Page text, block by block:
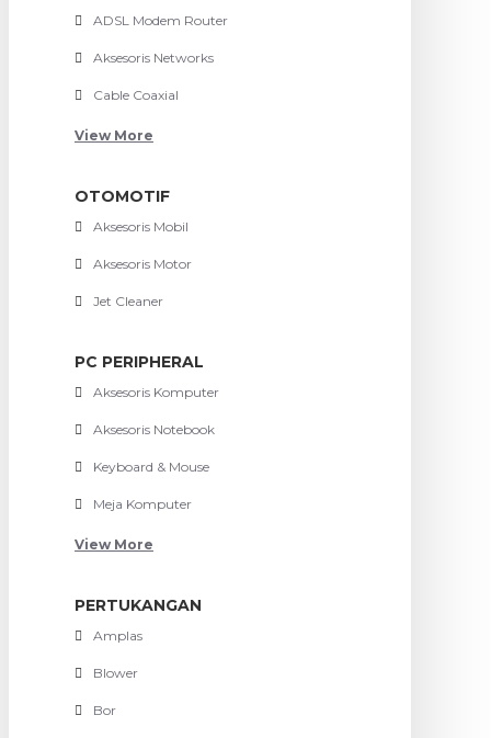
ADSL Modem Router
Aksesoris Networks
Cable Coaxial
View More
OTOMOTIF
Aksesoris Mobil
Aksesoris Motor
Jet Cleaner
PC PERIPHERAL
Aksesoris Komputer
Aksesoris Notebook
Keyboard & Mouse
Meja Komputer
View More
PERTUKANGAN
Amplas
Blower
Bor